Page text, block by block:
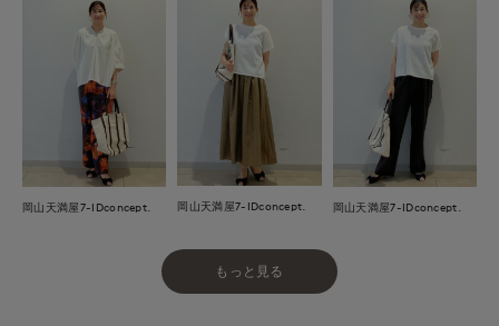
岡山天満屋7-IDconcept. 岡山天満屋7-IDconcept. 岡山天満屋7-IDconcept.
もっと見る